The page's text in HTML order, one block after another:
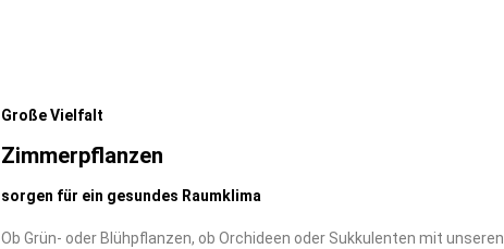
Große Vielfalt
Zimmerpflanzen
sorgen für ein gesundes Raumklima
Ob Grün- oder Blühpflanzen, ob Orchideen oder Sukkulenten mit unseren